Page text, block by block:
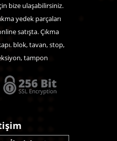
bize ulaşabilirsiniz.
yedek parçaları
satışta. Çıkma
blok, tavan, stop,
tampon